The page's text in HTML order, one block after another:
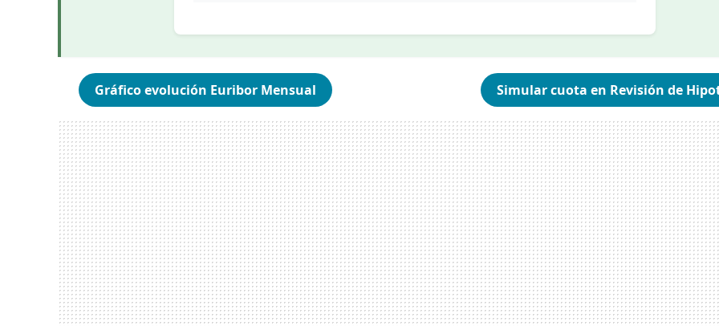
Gráfico evolución Euribor Mensual Simular cuota en Revisión de